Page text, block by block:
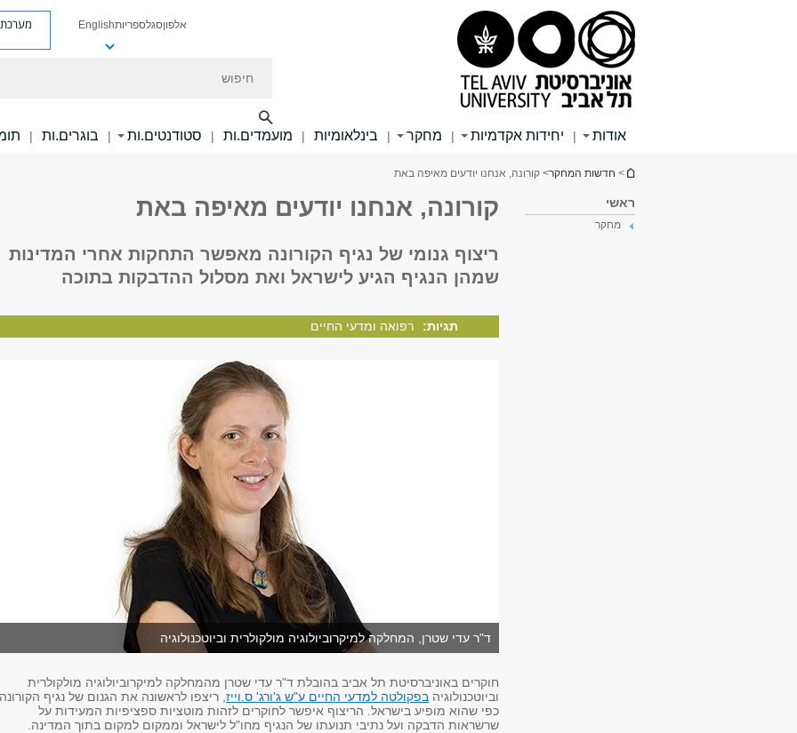
אלפוןסגלספריותEnglish מערכת
אודות | יחידות אקדמיות | מחקר | בינלאומיות | מועמדים.ות | סטודנטים.ות | בוגרים.ות |
הינך נמצא כאן
> חדשות המחקר> קורונה, אנחנו יודעים מאיפה באת
ראשי
מחקר
קורונה, אנחנו יודעים מאיפה באת
ריצוף גנומי של נגיף הקורונה מאפשר התחקות אחרי המדינות
שמהן הנגיף הגיע לישראל ואת מסלול ההדבקות בתוכה
תגיות: רפואה ומדעי החיים
ד"ר עדי שטרן, המחלקה למיקרוביולוגיה מולקולרית וביוטכנולוגיה
חוקרים באוניברסיטת תל אביב בהובלת ד"ר עדי שטרן מהמחלקה למיקרוביולוגיה מולקולרית
וביוטכנולוגיה בפקולטה למדעי החיים ע"ש ג'ורג' ס.וייז , ריצפו לראשונה את הגנום של נגיף הקורונה
כפי שהוא מופיע בישראל. הריצוף איפשר לחוקרים לזהות מוטציות ספציפיות המעידות על
שרשראות הדבקה ועל נתיבי תנועתו של הנגיף מחו"ל לישראל וממקום למקום בתוך המדינה.